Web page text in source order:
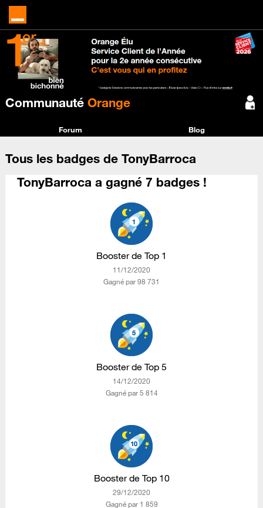
Communauté Orange
Forum Blog
Tous les badges de TonyBarroca
TonyBarroca a gagné 7 badges !
Booster de Top 1
‎11/12/2020
Gagné par 98 731
Booster de Top 5
‎14/12/2020
Gagné par 5 814
Booster de Top 10
‎29/12/2020
Gagné par 1 859